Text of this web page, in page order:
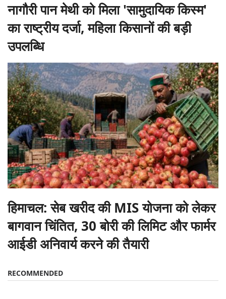
नागौरी पान मेथी को मिला 'सामुदायिक किस्म'
का राष्ट्रीय दर्जा, महिला किसानों की बड़ी
उपलब्धि
हिमाचल: सेब खरीद की MIS योजना को लेकर
बागवान चिंतित, 30 बोरी की लिमिट और फार्मर
आईडी अनिवार्य करने की तैयारी
RECOMMENDED